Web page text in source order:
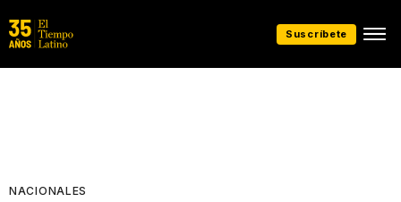
Suscríbete
NACIONALES